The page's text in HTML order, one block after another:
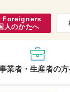
ジ
くらし・行政
Foreigners
人のかたへ
業者・生産者の方